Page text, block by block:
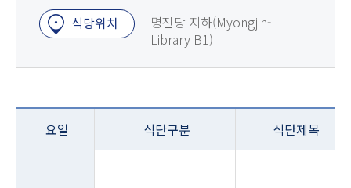
식당위치
명진당 지하(Myongjin-
Library B1)
요일 식단구분 식단제목